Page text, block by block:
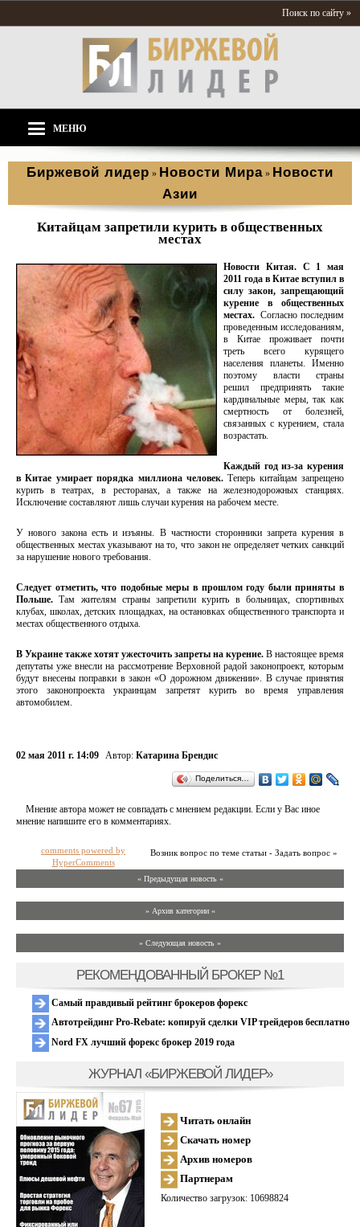
Поиск по сайту »
МЕНЮ
Биржевой лидер » Новости Мира » Новости
Азии
Китайцам запретили курить в общественных
местах
Новости Китая. С 1 мая
2011 года в Китае вступил в
силу закон, запрещающий
курение в общественных
местах. Согласно последним
проведенным исследованиям,
в Китае проживает почти
треть всего курящего
населения планеты. Именно
поэтому власти страны
решил предпринять такие
кардинальные меры, так как
смертность от болезней,
связанных с курением, стала
возрастать.
Каждый год из-за курения
в Китае умирает порядка миллиона человек.Теперь китайцам запрещено
курить в театрах, в ресторанах, а также на железнодорожных станциях.
Исключение составляют лишь случаи курения на рабочем месте.
У нового закона есть и изъяны. В частности сторонники запрета курения в
общественных местах указывают на то, что закон не определяет четких санкций
за нарушение нового требования.
Следует отметить, что подобные меры в прошлом году были приняты в
Польше. Там жителям страны запретили курить в больницах, спортивных
клубах, школах, детских площадках, на остановках общественного транспорта и
местах общественного отдыха.
В Украине также хотят ужесточить запреты на курение. В настоящее время
депутаты уже внесли на рассмотрение Верховной радой законопроект, которым
будут внесены поправки в закон «О дорожном движении». В случае принятия
этого законопроекта украинцам запретят курить во время управления
автомобилем.
02 мая 2011 г. 14:09 Автор: Катарина Брендис
Поделиться…
Мнение автора может не совпадать с мнением редакции. Если у Вас иное
мнение напишите его в комментариях.
Возник вопрос по теме статьи - Задать вопрос »
comments powered by
HyperComments
« Предыдущая новость «
» Архив категории «
» Следующая новость »
РЕКОМЕНДОВАННЫЙ БРОКЕР №1
Самый правдивый рейтинг брокеров форекс
Автотрейдинг Pro-Rebate: копируй сделки VIP трейдеров бесплатно
Nord FX лучший форекс брокер 2019 года
ЖУРНАЛ «БИРЖЕВОЙ ЛИДЕР»
Читать онлайн
Скачать номер
Архив номеров
Партнерам
Количество загрузок: 10698824